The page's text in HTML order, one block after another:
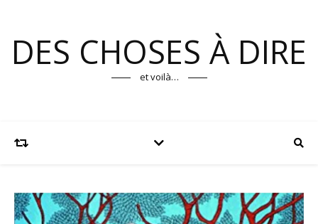
DES CHOSES À DIRE
et voilà…